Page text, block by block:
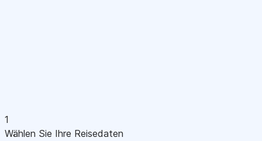
1
Wählen Sie Ihre Reisedaten